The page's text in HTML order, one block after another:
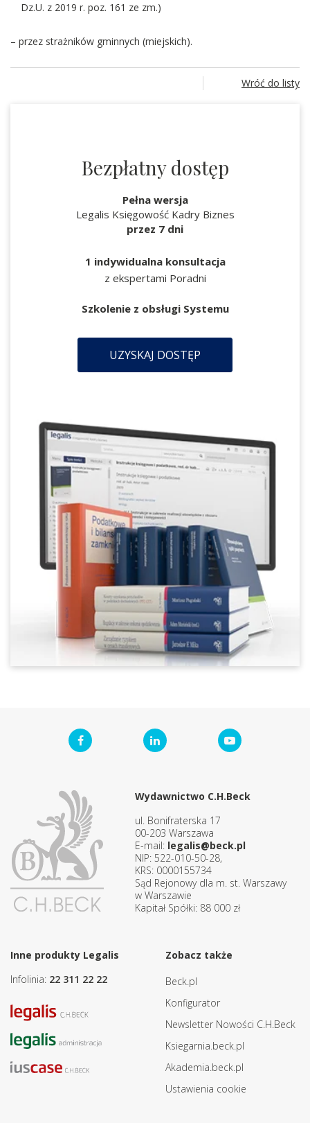
Dz.U. z 2019 r. poz. 161 ze zm.)
– przez strażników gminnych (miejskich).
Wróć do listy
Bezpłatny dostęp
Pełna wersja
Legalis Księgowość Kadry Biznes
przez 7 dni
1 indywidualna konsultacja
z ekspertami Poradni
Szkolenie z obsługi Systemu
UZYSKAJ DOSTĘP
Wydawnictwo C.H.Beck
ul. Bonifraterska 17
00-203 Warszawa
E-mail: legalis@beck.pl
NIP: 522-010-50-28,
KRS: 0000155734
Sąd Rejonowy dla m. st. Warszawy
w Warszawie
Kapitał Spółki: 88 000 zł
Inne produkty Legalis
Infolinia: 22 311 22 22
Zobacz także
Beck.pl
Konfigurator
Newsletter Nowości C.H.Beck
Ksiegarnia.beck.pl
Akademia.beck.pl
Ustawienia cookie